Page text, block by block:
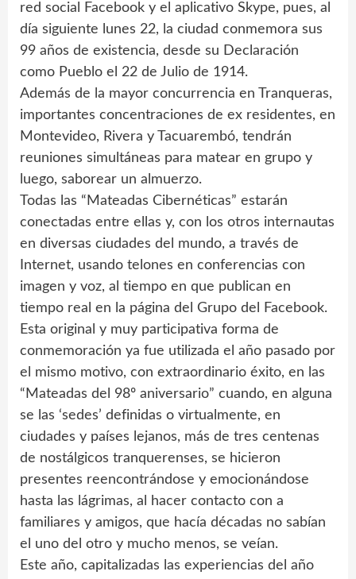
red social Facebook y el aplicativo Skype, pues, al
día siguiente lunes 22, la ciudad conmemora sus
99 años de existencia, desde su Declaración
como Pueblo el 22 de Julio de 1914.
Además de la mayor concurrencia en Tranqueras,
importantes concentraciones de ex residentes, en
Montevideo, Rivera y Tacuarembó, tendrán
reuniones simultáneas para matear en grupo y
luego, saborear un almuerzo.
Todas las “Mateadas Cibernéticas” estarán
conectadas entre ellas y, con los otros internautas
en diversas ciudades del mundo, a través de
Internet, usando telones en conferencias con
imagen y voz, al tiempo en que publican en
tiempo real en la página del Grupo del Facebook.
Esta original y muy participativa forma de
conmemoración ya fue utilizada el año pasado por
el mismo motivo, con extraordinario éxito, en las
“Mateadas del 98º aniversario” cuando, en alguna
se las ‘sedes’ definidas o virtualmente, en
ciudades y países lejanos, más de tres centenas
de nostálgicos tranquerenses, se hicieron
presentes reencontrándose y emocionándose
hasta las lágrimas, al hacer contacto con a
familiares y amigos, que hacía décadas no sabían
el uno del otro y mucho menos, se veían.
Este año, capitalizadas las experiencias del año